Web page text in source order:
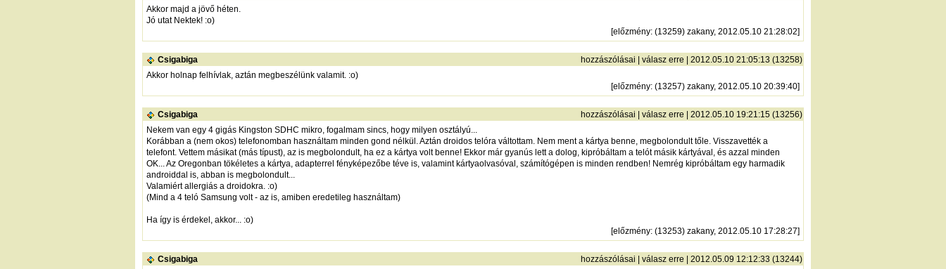
Akkor majd a jövő héten.
Jó utat Nektek! :o)
[előzmény: (13259) zakany, 2012.05.10 21:28:02]
Csigabiga hozzászólásai válasz erre | 2012.05.10 21:05:13 (13258)
Akkor holnap felhívlak, aztán megbeszélünk valamit. :o)
[előzmény: (13257) zakany, 2012.05.10 20:39:40]
Csigabiga hozzászólásai válasz erre | 2012.05.10 19:21:15 (13256)
Nekem van egy 4 gigás Kingston SDHC mikro, fogalmam sincs, hogy milyen osztályú...
Korábban a (nem okos) telefonomban használtam minden gond nélkül. Aztán droidos telóra váltottam. Nem ment a kártya benne, megbolondult tőle. Visszavették a
telefont. Vettem másikat (más típust), az is megbolondult, ha ez a kártya volt benne! Ekkor már gyanús lett a dolog, kipróbáltam a telót másik kártyával, és azzal minden
OK... Az Oregonban tökéletes a kártya, adapterrel fényképezőbe téve is, valamint kártyaolvasóval, számítógépen is minden rendben! Nemrég kipróbáltam egy harmadik
androiddal is, abban is megbolondult...
Valamiért allergiás a droidokra. :o)
(Mind a 4 teló Samsung volt - az is, amiben eredetileg használtam)
Ha így is érdekel, akkor... :o)
[előzmény: (13253) zakany, 2012.05.10 17:28:27]
Csigabiga hozzászólásai válasz erre | 2012.05.09 12:12:33 (13244)